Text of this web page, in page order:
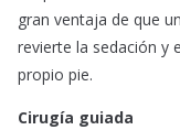
gran ventaja de que
revierte la sedación y
propio pie.
Cirugía guiada